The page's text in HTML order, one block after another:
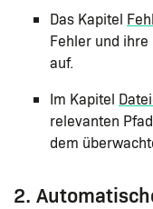
Das Kapitel
Fehler und
auf.
Im Kapitel
relevanten
dem
2.